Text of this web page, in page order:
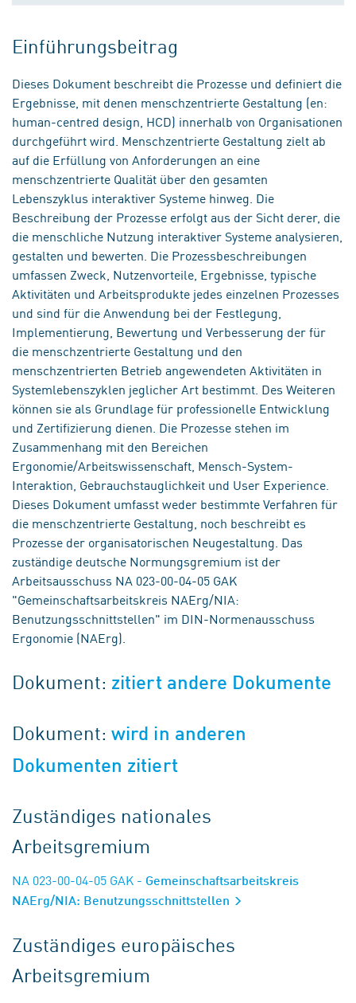
Einführungsbeitrag
Dieses Dokument beschreibt die Prozesse und definiert die
Ergebnisse, mit denen menschzentrierte Gestaltung (en:
human-centred design, HCD) innerhalb von Organisationen
durchgeführt wird. Menschzentrierte Gestaltung zielt ab
auf die Erfüllung von Anforderungen an eine
menschzentrierte Qualität über den gesamten
Lebenszyklus interaktiver Systeme hinweg. Die
Beschreibung der Prozesse erfolgt aus der Sicht derer, die
die menschliche Nutzung interaktiver Systeme analysieren,
gestalten und bewerten. Die Prozessbeschreibungen
umfassen Zweck, Nutzenvorteile, Ergebnisse, typische
Aktivitäten und Arbeitsprodukte jedes einzelnen Prozesses
und sind für die Anwendung bei der Festlegung,
Implementierung, Bewertung und Verbesserung der für
die menschzentrierte Gestaltung und den
menschzentrierten Betrieb angewendeten Aktivitäten in
Systemlebenszyklen jeglicher Art bestimmt. Des Weiteren
können sie als Grundlage für professionelle Entwicklung
und Zertifizierung dienen. Die Prozesse stehen im
Zusammenhang mit den Bereichen
Ergonomie/Arbeitswissenschaft, Mensch-System-
Interaktion, Gebrauchstauglichkeit und User Experience.
Dieses Dokument umfasst weder bestimmte Verfahren für
die menschzentrierte Gestaltung, noch beschreibt es
Prozesse der organisatorischen Neugestaltung. Das
zuständige deutsche Normungsgremium ist der
Arbeitsausschuss NA 023-00-04-05 GAK
"Gemeinschaftsarbeitskreis NAErg/NIA:
Benutzungsschnittstellen" im DIN-Normenausschuss
Ergonomie (NAErg).
Dokument: zitiert andere Dokumente
Dokument:wird in anderen
Dokumenten zitiert
Zuständiges nationales
Arbeitsgremium
NA 023-00-04-05 GAK - Gemeinschaftsarbeitskreis
NAErg/NIA: Benutzungsschnittstellen
Zuständiges europäisches
Arbeitsgremium